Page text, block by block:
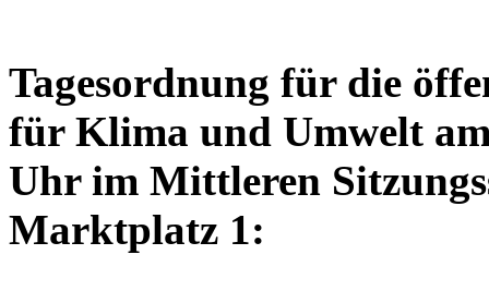
Tagesordnung für die
für Klima und Umwelt
Uhr im Mittleren
Marktplatz 1: